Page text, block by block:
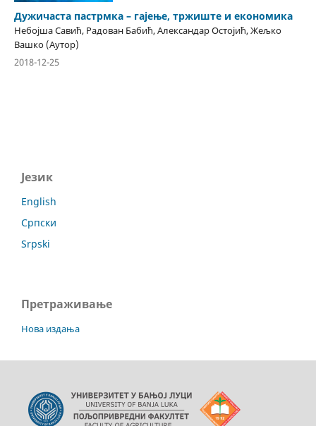
Дужичаста пастрмка – гајење, тржиште и економика
Небојша Савић, Радован Бабић, Александар Остојић, Жељко
Вашко (Аутор)
2018-12-25
Језик
English
Српски
Srpski
Претраживање
Нова издања